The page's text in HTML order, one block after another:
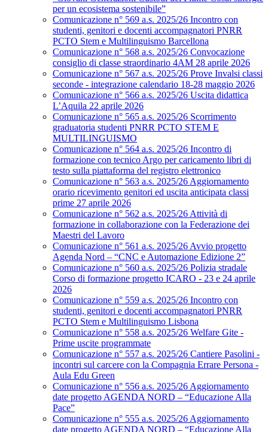
per un ecosistema sostenibile”
Comunicazione n° 569 a.s. 2025/26 Incontro con
studenti, genitori e docenti accompagnatori PNRR
PCTO Stem e Multilinguismo Barcellona
Comunicazione n° 568 a.s. 2025/26 Convocazione
consiglio di classe straordinario 4AM 28 aprile 2026
Comunicazione n° 567 a.s. 2025/26 Prove Invalsi classi
seconde - integrazione calendario 18-28 maggio 2026
Comunicazione n° 566 a.s. 2025/26 Uscita didattica
L’Aquila 22 aprile 2026
Comunicazione n° 565 a.s. 2025/26 Scorrimento
graduatoria studenti PNRR PCTO STEM E
MULTILINGUISMO
Comunicazione n° 564 a.s. 2025/26 Incontro di
formazione con tecnico Argo per caricamento libri di
testo sulla piattaforma del registro elettronico
Comunicazione n° 563 a.s. 2025/26 Aggiornamento
orario ricevimento genitori ed uscita anticipata classi
prime 27 aprile 2026
Comunicazione n° 562 a.s. 2025/26 Attività di
formazione in collaborazione con la Federazione dei
Maestri del Lavoro
Comunicazione n° 561 a.s. 2025/26 Avvio progetto
Agenda Nord – “CNC e Automazione Edizione 2”
Comunicazione n° 560 a.s. 2025/26 Polizia stradale
Corso di formazione progetto ICARO - 23 e 24 aprile
2026
Comunicazione n° 559 a.s. 2025/26 Incontro con
studenti, genitori e docenti accompagnatori PNRR
PCTO Stem e Multilinguismo Lisbona
Comunicazione n° 558 a.s. 2025/26 Welfare Gite -
Prime uscite programmate
Comunicazione n° 557 a.s. 2025/26 Cantiere Pasolini -
incontri sul carcere con la Compagnia Errare Persona -
Aula Edu Green
Comunicazione n° 556 a.s. 2025/26 Aggiornamento
date progetto AGENDA NORD – “Educazione Alla
Pace”
Comunicazione n° 555 a.s. 2025/26 Aggiornamento
date progetto AGENDA NORD – “Educazione Alla